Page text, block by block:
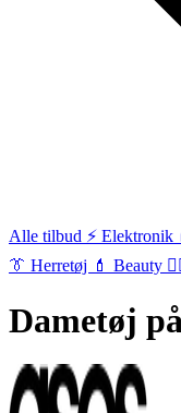
Alle tilbud ⚡ Elektronik
👔 Herretøj 💄 Beauty
Dametøj